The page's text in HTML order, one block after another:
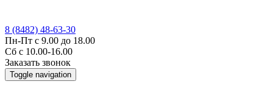
8 (8482) 48-63-30
Пн-Пт с 9.00 до 18.00
Сб с 10.00-16.00
Заказать звонок
Toggle navigation